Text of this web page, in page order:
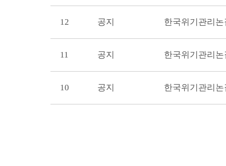
12 공지 한국위기관리
11 공지 한국위기관리
10 공지